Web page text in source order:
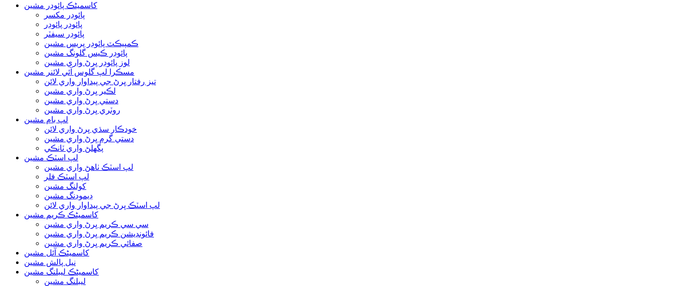
کاسمیٹڪ پائوڊر مشين
پائوڊر مکسر
پائوڊر پائوڊر
پائوڊر سيفٽر
ڪمپيڪٽ پائوڊر پريس مشين
پائوڊر ڪيس گلونگ مشين
لوز پائوڊر ڀرڻ واري مشين
مسڪرا لپ گلوس آئي لائنر مشين
تيز رفتار ڀرڻ جي پيداوار واري لائن
لڪير ڀرڻ واري مشين
دستي ڀرڻ واري مشين
روٽري ڀرڻ واري مشين
لپ بام مشين
خودڪار سڌي ڀرڻ واري لائن
دستي گرم ڀرڻ واري مشين
پگھلڻ واري ٽانڪي
لپ اسٽڪ مشين
لپ اسٽڪ ٺاهڻ واري مشين
لپ اسٽڪ فلر
کولنگ مشين
ڊيموڊنگ مشين
لپ اسٽڪ ڀرڻ جي پيداوار واري لائن
کاسمیٹڪ ڪريم مشين
سي سي ڪريم ڀرڻ واري مشين
فائونڊيشن ڪريم ڀرڻ واري مشين
صفائي ڪريم ڀرڻ واري مشين
کاسمیٹڪ آئل مشين
نيل پالش مشين
کاسمیٹڪ ليبلنگ مشين
ليبلنگ مشين